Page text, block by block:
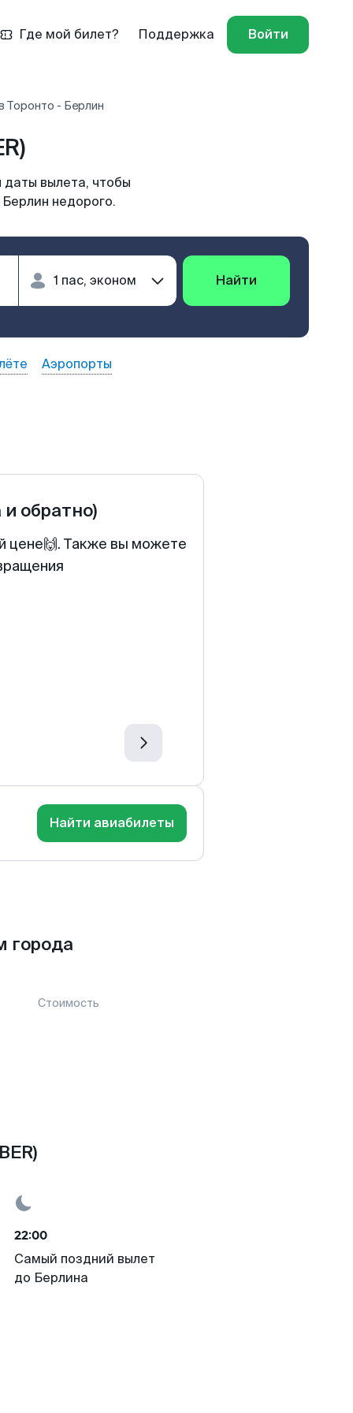
Где мой билет? Поддержка Войти
Торонто - Берлин
вылета, чтобы
недорого.
Найти
Аэропорты
и обратно)
цене🙌. Также вы можете
Найти авиабилеты
города
Стоимость
22:00
Самый поздний вылет
до Берлина